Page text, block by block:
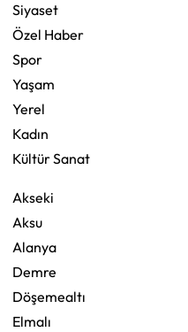
Siyaset
Özel Haber
Spor
Yaşam
Yerel
Kadın
Kültür Sanat
Akseki
Aksu
Alanya
Demre
Döşemealtı
Elmalı